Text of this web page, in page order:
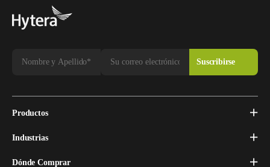
Productos
Industrias
Dónde Comprar